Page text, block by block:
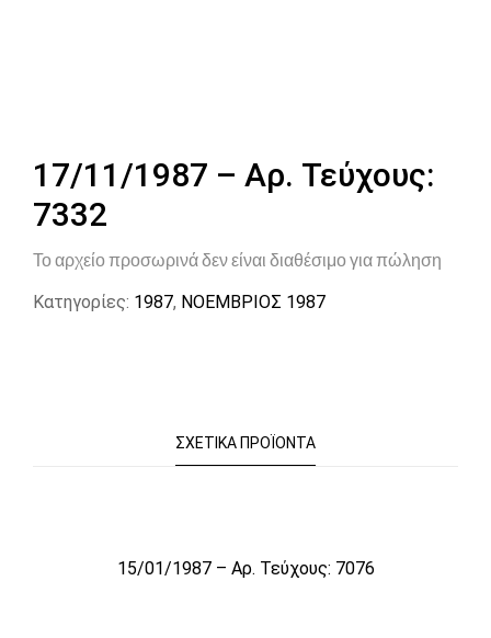
17/11/1987 – Αρ. Τεύχους:
7332
Το αρχείο προσωρινά δεν είναι διαθέσιμο για πώληση
Κατηγορίες: 1987, ΝΟΕΜΒΡΙΟΣ 1987
ΣΧΕΤΙΚΆ ΠΡΟΪΌΝΤΑ
Το αρχείο προσωρινά δεν είναι διαθέσιμο για πώληση
15/01/1987 – Αρ. Τεύχους: 7076